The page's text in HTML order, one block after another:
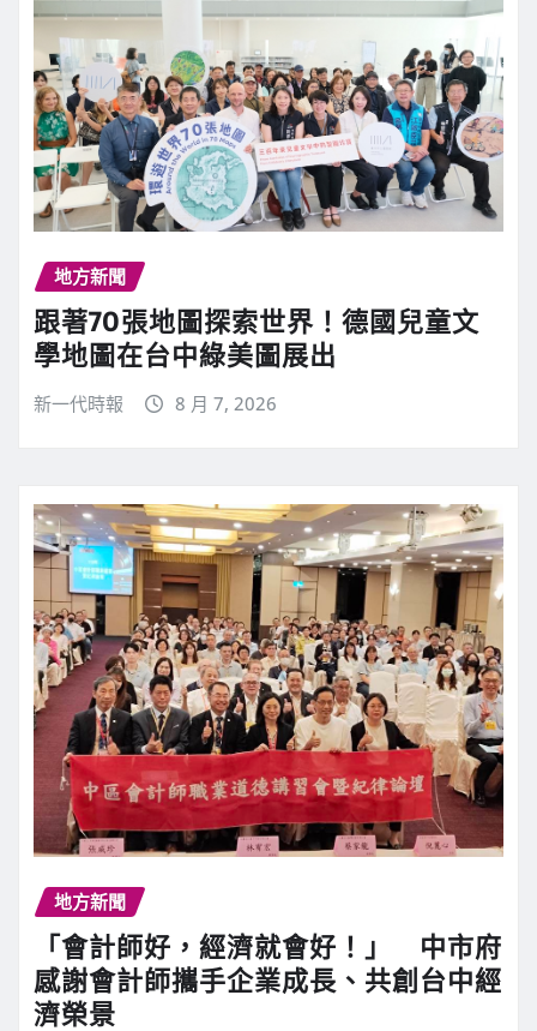
地方新聞
跟著70張地圖探索世界！德國兒童文
學地圖在台中綠美圖展出
新一代時報 8 月 7, 2026
地方新聞
「會計師好，經濟就會好！」 中市府
感謝會計師攜手企業成長、共創台中經
濟榮景